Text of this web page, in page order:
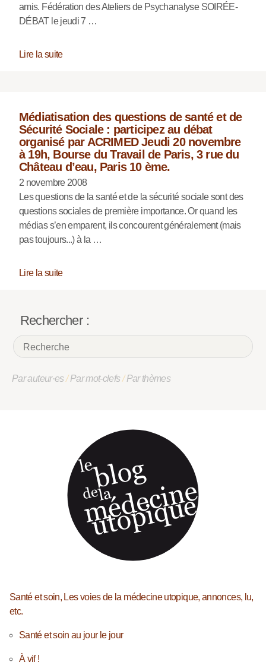
amis. Fédération des Ateliers de Psychanalyse SOIRÉE-
DÉBAT le jeudi 7 …
Lire la suite
Médiatisation des questions de santé et de
Sécurité Sociale : participez au débat
organisé par ACRIMED Jeudi 20 novembre
à 19h, Bourse du Travail de Paris, 3 rue du
Château d’eau, Paris 10 ème.
2 novembre 2008
Les questions de la santé et de la sécurité sociale sont des
questions sociales de première importance. Or quand les
médias s’en emparent, ils concourent généralement (mais
pas toujours...) à la …
Lire la suite
Rechercher :
Par auteur·es/Par mot-clefs/Par thèmes
Santé et soin, Les voies de la médecine utopique, annonces, lu,
etc.
Santé et soin au jour le jour
À vif !